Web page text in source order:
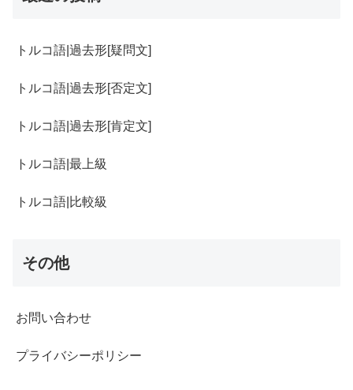
トルコ語|過去形[疑問文]
トルコ語|過去形[否定文]
トルコ語|過去形[肯定文]
トルコ語|最上級
トルコ語|比較級
その他
お問い合わせ
プライバシーポリシー